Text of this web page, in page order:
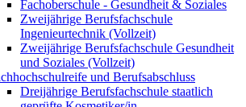
Fachoberschule - Gesundheit & Soziales
Zweijährige Berufsfachschule
Ingenieurtechnik (Vollzeit)
Zweijährige Berufsfachschule Gesundheit
und Soziales (Vollzeit)
und Berufsabschluss
Dreijährige Berufsfachschule staatlich